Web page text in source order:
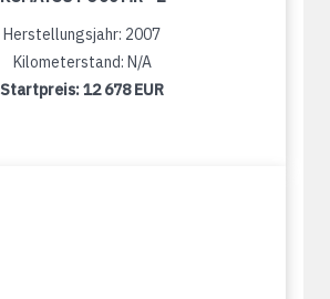
Herstellungsjahr: 2007
Kilometerstand: N/A
Startpreis:12 678 EUR